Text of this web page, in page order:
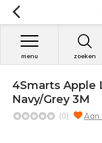
zoeken
menu
4Smarts Apple
Navy/Grey 3M
(0) Aan